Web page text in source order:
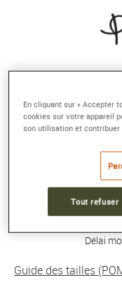
BAGUE
Or
Délai
Guide des tailles
En cliquant sur « Accepter
cookies sur votre appareil
son utilisation et
Tout refuser